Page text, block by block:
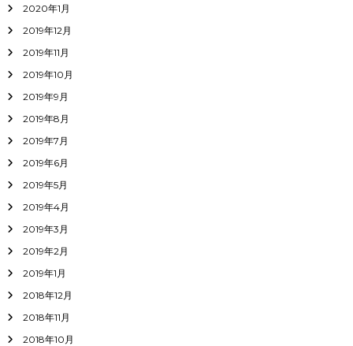
2020年1月
2019年12月
2019年11月
2019年10月
2019年9月
2019年8月
2019年7月
2019年6月
2019年5月
2019年4月
2019年3月
2019年2月
2019年1月
2018年12月
2018年11月
2018年10月